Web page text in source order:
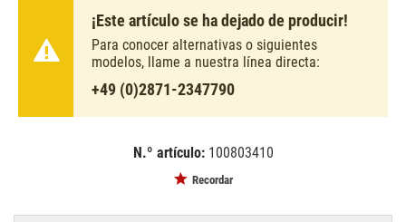
¡Este artículo se ha dejado de producir!
Para conocer alternativas o siguientes
modelos, llame a nuestra línea directa:
+49 (0)2871-2347790
N.º artículo: 100803410
Recordar